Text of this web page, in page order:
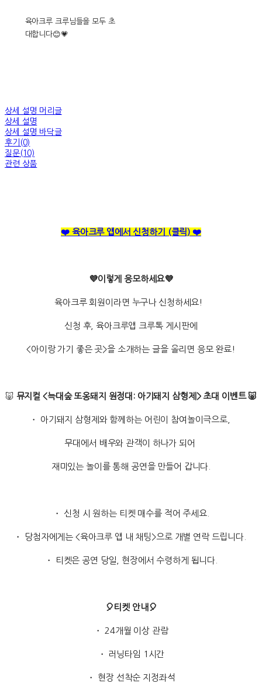
육아크루 크루님들을 모두 초
대합니다😊💗
상세 설명 머리글
상세 설명
상세 설명 바닥글
후기(0)
질문(10)
관련 상품
❤️ 육아크루 앱에서 신청하기 (클릭) ❤️
💜이렇게 응모하세요💜
육아크루 회원이라면 누구나 신청하세요!
신청 후, 육아크루앱 크루톡 게시판에
<아이랑 가기 좋은 곳>을 소개하는 글을 올리면 응모 완료!
🐷 뮤지컬 <늑대숲 또옹돼지 원정대: 아기돼지 삼형제> 초대 이벤트 🐷
・ 아기돼지 삼형제와 함께하는 어린이 참여놀이극으로,
무대에서 배우와 관객이 하나가 되어
재미있는 놀이를 통해 공연을 만들어 갑니다.
・ 신청 시 원하는 티켓 매수를 적어 주세요.
・ 당첨자에게는 <육아크루 앱 내 채팅>으로 개별 연락 드립니다.
・ 티켓은 공연 당일, 현장에서 수령하게 됩니다.
🎈티켓 안내🎈
・ 24개월 이상 관람
・ 러닝타임 1시간
・ 현장 선착순 지정좌석